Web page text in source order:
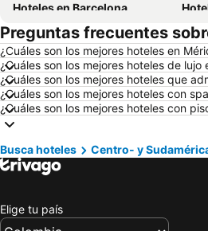
Hoteles en Barcelona
Hoteles en Melgar
Hoteles en Ciudad de México
Hoteles en Roma
Hoteles en Villeta
Hoteles en Pereira
Hoteles en Santiago de Chile
Hoteles en Jamaica
Hoteles en Islandia
Preguntas frecuentes
¿Cuáles son los mejores hoteles en
¿Cuáles son los mejores hoteles de lujo
¿Cuáles son los mejores hoteles que
¿Cuáles son los mejores hoteles con
¿Cuáles son los mejores hoteles con
Busca hoteles Centro- y
Elige tu país